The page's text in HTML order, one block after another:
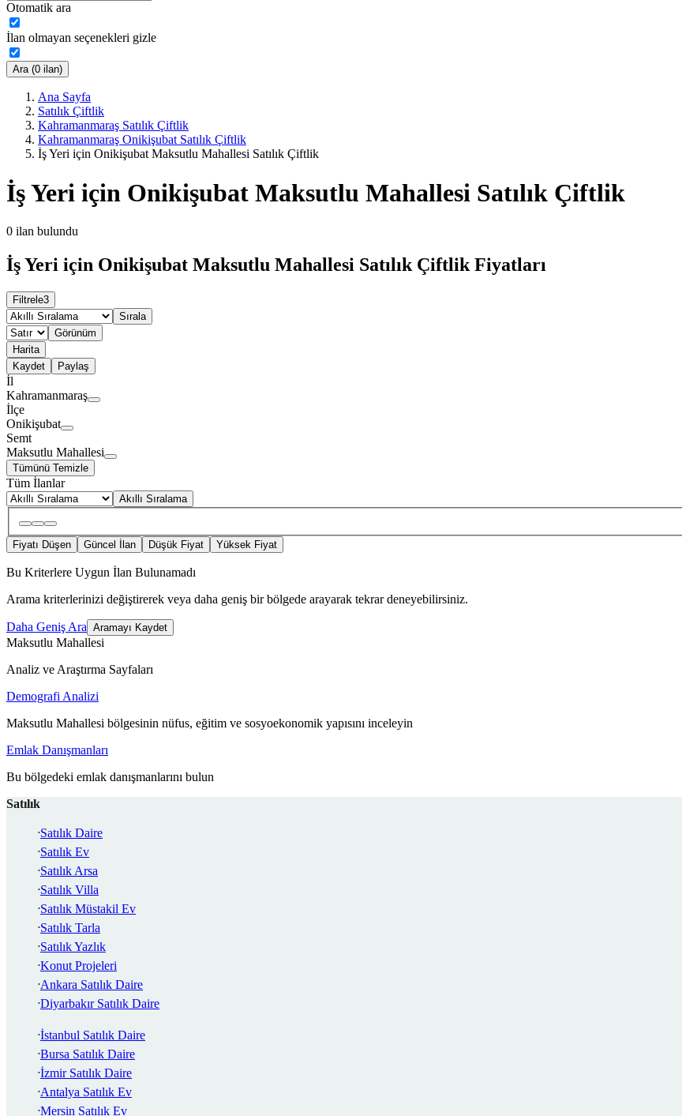
Otomatik ara
İlan olmayan seçenekleri gizle
Ara (0 ilan)
Ana Sayfa
Satılık Çiftlik
Kahramanmaraş Satılık Çiftlik
Kahramanmaraş Onikişubat Satılık Çiftlik
İş Yeri için Onikişubat Maksutlu Mahallesi Satılık Çiftlik
İş Yeri için Onikişubat Maksutlu Mahallesi Satılık Çiftlik
0 ilan bulundu
İş Yeri için Onikişubat Maksutlu Mahallesi Satılık Çiftlik Fiyatları
Filtrele3
Sırala
Görünüm
Harita
Kaydet
Paylaş
İl
Kahramanmaraş
İlçe
Onikişubat
Semt
Maksutlu Mahallesi
Tümünü Temizle
Tüm İlanlar
Akıllı Sıralama
Fiyatı Düşen Güncel İlan Düşük Fiyat Yüksek Fiyat
Bu Kriterlere Uygun İlan Bulunamadı
Arama kriterlerinizi değiştirerek veya daha geniş bir bölgede arayarak tekrar deneyebilirsiniz.
Daha Geniş Ara Aramayı Kaydet
Maksutlu Mahallesi
Analiz ve Araştırma Sayfaları
Demografi Analizi
Maksutlu Mahallesi bölgesinin nüfus, eğitim ve sosyoekonomik yapısını inceleyin
Emlak Danışmanları
Bu bölgedeki emlak danışmanlarını bulun
Satılık
Satılık Daire
Satılık Ev
Satılık Arsa
Satılık Villa
Satılık Müstakil Ev
Satılık Tarla
Satılık Yazlık
Konut Projeleri
Ankara Satılık Daire
Diyarbakır Satılık Daire
İstanbul Satılık Daire
Bursa Satılık Daire
İzmir Satılık Daire
Antalya Satılık Ev
Mersin Satılık Ev